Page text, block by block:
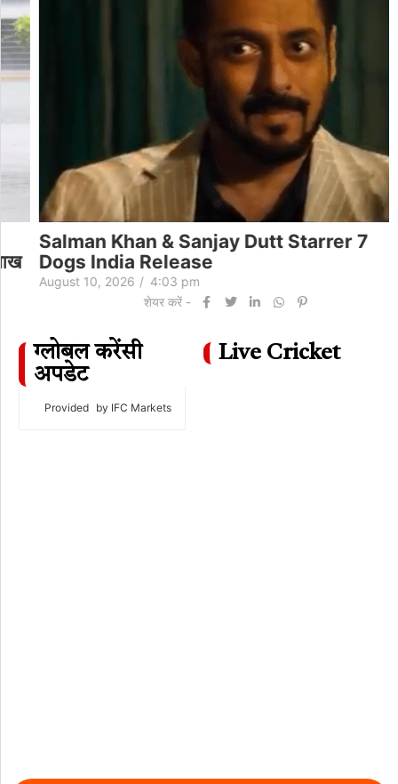
Salman Khan & Sanjay Dutt Starrer 7
Dogs India Release
August 10, 2026 / 4:03 pm
शेयर करें -
ग्लोबल करेंसी
अपडेट
Provided by IFC Markets
Live Cricket